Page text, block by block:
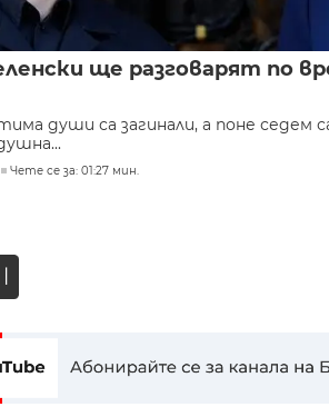
ще разговарят по
души са загинали, а поне седем
Чете се за: 01:27 мин.